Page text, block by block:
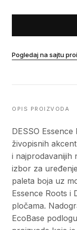
Pogledaj na sajtu
OPIS PROIZVODA
DESSO
živopisnih
i najprodavanijih
izbor za
paleta boja uz
Essence Roots i
pločama.
EcoBase